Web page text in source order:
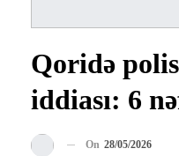
Qoridə polis
iddiası: 6
On 28/05/2026